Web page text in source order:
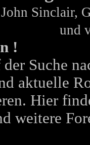
Sinclair,
und
!
Suche
aktuelle
Hier
weitere